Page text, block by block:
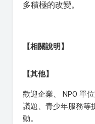
多積極的改變。
【相關說明】
【其他】
歡迎企業、 NPO 單
議題、青少年服務等
動。